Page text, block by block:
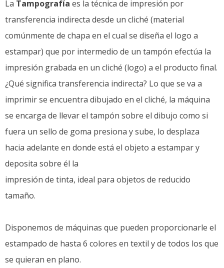
La Tampografía es la técnica de impresión por
transferencia indirecta desde un cliché (material
comúnmente de chapa en el cual se diseña el logo a
estampar) que por intermedio de un tampón efectúa la
impresión grabada en un cliché (logo) a el producto final.
¿Qué significa transferencia indirecta? Lo que se va a
imprimir se encuentra dibujado en el cliché, la máquina
se encarga de llevar el tampón sobre el dibujo como si
fuera un sello de goma presiona y sube, lo desplaza
hacia adelante en donde está el objeto a estampar y
deposita sobre él la
impresión de tinta, ideal para objetos de reducido
tamaño.
Disponemos de máquinas que pueden proporcionarle el
estampado de hasta 6 colores en textil y de todos los que
se quieran en plano.